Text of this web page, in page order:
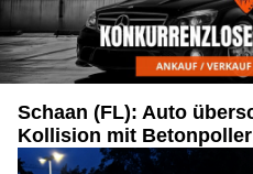
Schaan (FL): Auto
Kollision mit